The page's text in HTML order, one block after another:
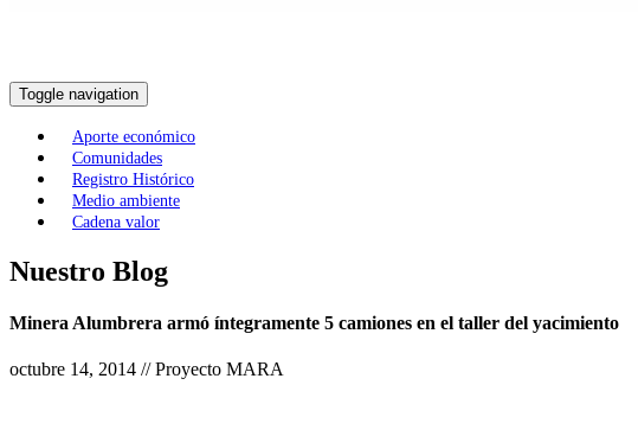
Toggle navigation
Aporte económico
Comunidades
Registro Histórico
Medio ambiente
Cadena valor
Nuestro Blog
Minera Alumbrera armó íntegramente 5 camiones en el taller del yacimiento
octubre 14, 2014 // Proyecto MARA